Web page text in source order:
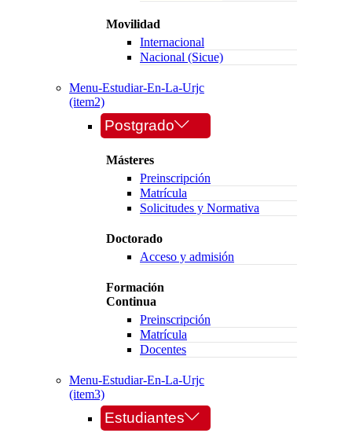
Movilidad
Internacional
Nacional (Sicue)
Menu-Estudiar-En-La-Urjc
(item2)
Postgrado
Másteres
Preinscripción
Matrícula
Solicitudes y Normativa
Doctorado
Acceso y admisión
Formación
Continua
Preinscripción
Matrícula
Docentes
Menu-Estudiar-En-La-Urjc
(item3)
Estudiantes